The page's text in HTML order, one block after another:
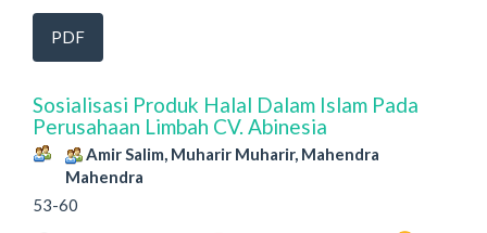
PDF
Sosialisasi Produk Halal Dalam Islam Pada
Perusahaan Limbah CV. Abinesia
Amir Salim, Muharir Muharir, Mahendra
Mahendra
53-60